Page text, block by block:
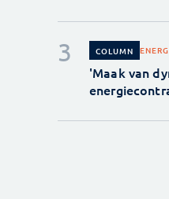
COLUMN
'Maak van